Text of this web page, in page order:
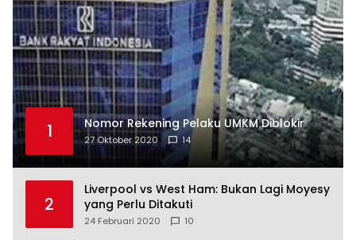
1 Nomor Rekening Pelaku UMKM Diblokir
27 Oktober 2020 14
2
Liverpool vs West Ham: Bukan Lagi Moyesy
yang Perlu Ditakuti
24 Februari 2020 10